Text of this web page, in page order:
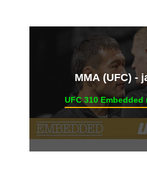
ММА (UFC) -
UFC 310 Embedded